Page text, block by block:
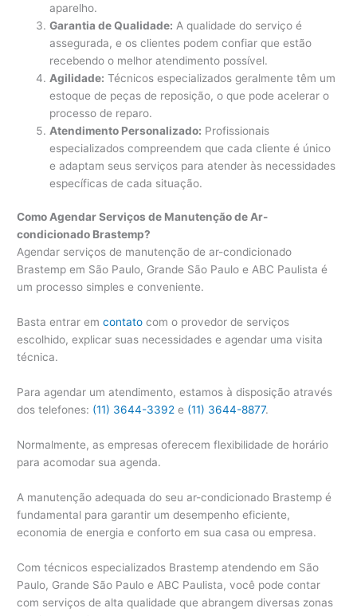
aparelho.
Garantia de Qualidade: A qualidade do serviço é
assegurada, e os clientes podem confiar que estão
recebendo o melhor atendimento possível.
Agilidade: Técnicos especializados geralmente têm um
estoque de peças de reposição, o que pode acelerar o
processo de reparo.
Atendimento Personalizado: Profissionais
especializados compreendem que cada cliente é único
e adaptam seus serviços para atender às necessidades
específicas de cada situação.
Como Agendar Serviços de Manutenção de Ar-
condicionado Brastemp?
Agendar serviços de manutenção de ar-condicionado
Brastemp em São Paulo, Grande São Paulo e ABC Paulista é
um processo simples e conveniente.
Basta entrar emcontato com o provedor de serviços
escolhido, explicar suas necessidades e agendar uma visita
técnica.
Para agendar um atendimento, estamos à disposição através
dos telefones: (11) 3644-3392 e (11) 3644-8877.
Normalmente, as empresas oferecem flexibilidade de horário
para acomodar sua agenda.
A manutenção adequada do seu ar-condicionado Brastemp é
fundamental para garantir um desempenho eficiente,
economia de energia e conforto em sua casa ou empresa.
Com técnicos especializados Brastemp atendendo em São
Paulo, Grande São Paulo e ABC Paulista, você pode contar
com serviços de alta qualidade que abrangem diversas zonas